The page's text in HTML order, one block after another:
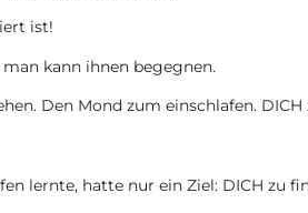
ist!
kann ihnen begegnen.
Den Mond zum einschlafen. DICH
lernte, hatte nur ein Ziel: DICH zu